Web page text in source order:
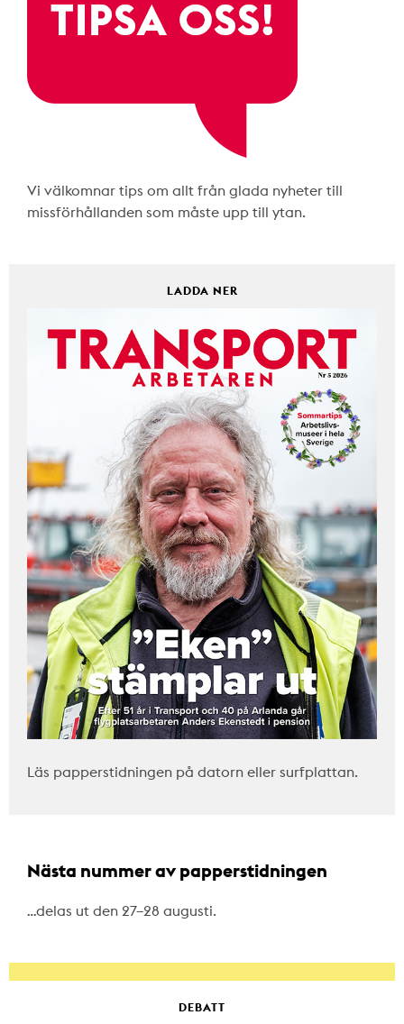
Vi välkomnar tips om allt från glada nyheter till
missförhållanden som måste upp till ytan.
LADDA NER
Läs papperstidningen på datorn eller surfplattan.
Nästa nummer av papperstidningen
…delas ut den 27–28 augusti.
DEBATT